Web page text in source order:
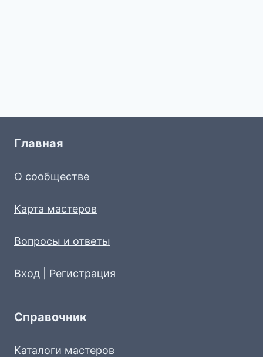
Главная
О сообществе
Карта мастеров
Вопросы и ответы
Вход | Регистрация
Справочник
Каталоги мастеров